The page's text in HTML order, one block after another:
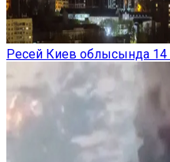
Ресей Киев облысында 14